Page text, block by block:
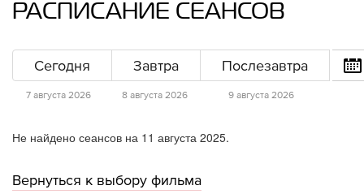
РАСПИСАНИЕ СЕАНСОВ
Сегодня
7 августа 2026
Завтра
8 августа 2026
Послезавтра
9 августа 2026
Не найдено сеансов на 11 августа 2025.
Вернуться к выбору фильма